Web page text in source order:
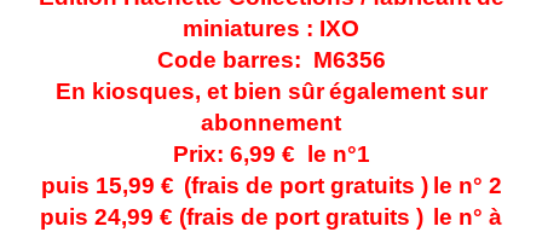
miniatures : IXO
Code barres: M6356
En kiosques, et bien sûr également sur
abonnement
Prix: 6,99 € le n°1
puis 15,99 € (frais de port gratuits ) le n° 2
puis 24,99 € (frais de port gratuits )
le n° à